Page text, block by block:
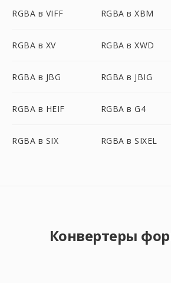
RGBA в VIFF RGBA в XBM
RGBA в XV RGBA в XWD
RGBA в JBG RGBA в JBIG
RGBA в HEIF RGBA в G4
RGBA в SIX RGBA в SIXEL
Конвертеры